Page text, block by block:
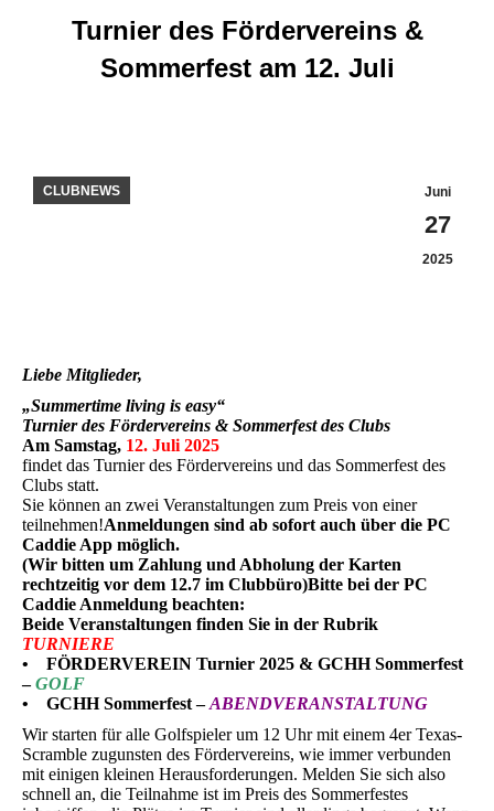
Turnier des Fördervereins &
Sommerfest am 12. Juli
Juni
27
2025
CLUBNEWS
Liebe Mitglieder,
„Summertime living is easy“
Turnier des Fördervereins & Sommerfest des Clubs
Am Samstag, 12. Juli 2025
findet das Turnier des Fördervereins und das Sommerfest des
Clubs statt.
Sie können an zwei Veranstaltungen zum Preis von einer
teilnehmen!Anmeldungen sind ab sofort auch über die PC
Caddie App möglich.
(Wir bitten um Zahlung und Abholung der Karten
rechtzeitig vor dem 12.7 im Clubbüro)Bitte bei der PC
Caddie Anmeldung beachten:
Beide Veranstaltungen finden Sie in der Rubrik
TURNIERE
• FÖRDERVEREIN Turnier 2025 & GCHH Sommerfest
–GOLF
• GCHH Sommerfest –ABENDVERANSTALTUNG
Wir starten für alle Golfspieler um 12 Uhr mit einem 4er Texas-
Scramble zugunsten des Fördervereins, wie immer verbunden
mit einigen kleinen Herausforderungen. Melden Sie sich also
schnell an, die Teilnahme ist im Preis des Sommerfestes